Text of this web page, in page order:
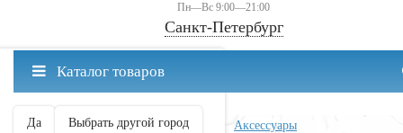
Пн—Вс 9:00—21:00
Санкт-Петербург
Санкт-Петербург ваш город?
Да Выбрать другой город
Каталог товаров
Главная Смычковые Скрипки
Аксессуары